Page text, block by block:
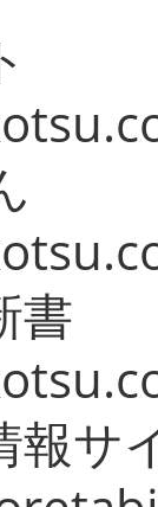
書
報サ